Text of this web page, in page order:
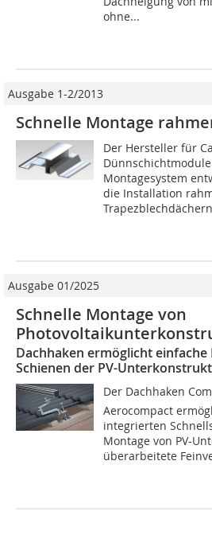
ohne...
Ausgabe 1-2/2013
Schnelle Montage
Der Hersteller für
Montagesystem
die Installation
Ausgabe 01/2025
Schnelle Montage von
Dachhaken ermöglicht
Schienen der PV-
Der Dachhaken
Aerocompact
integrierten
Montage von PV-
überarbeitete